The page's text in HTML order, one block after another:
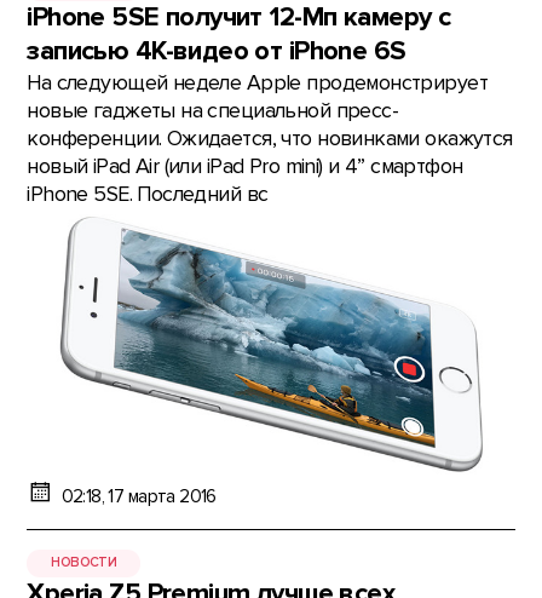
iPhone 5SE получит 12-Мп камеру с
записью 4К-видео от iPhone 6S
На следующей неделе Apple продемонстрирует
новые гаджеты на специальной пресс-
конференции. Ожидается, что новинками окажутся
новый iPad Air (или iPad Pro mini) и 4” смартфон
iPhone 5SE. Последний вс
02:18, 17 марта 2016
НОВОСТИ